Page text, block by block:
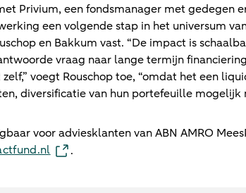
Privium, een fondsmanager met gedegen
een volgende stap in het universum
en Bakkum vast. “De impact is
vraag naar lange termijn
voegt Rouschop toe, “omdat het een
diversificatie van hun portefeuille
voor adviesklanten van ABN AMRO
.